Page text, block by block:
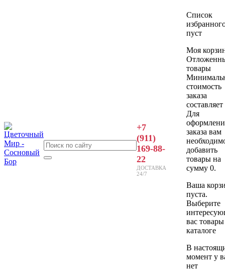
+7
(911)
169-88-
22
ДОСТАВКА
24/7
Список
пуст
Моя
товары
стоимость
заказа
составляет
Для
заказа вам
добавить
товары на
сумму 0.
Ваша
пуста.
Выберите
вас
каталоге
В
момент у
нет